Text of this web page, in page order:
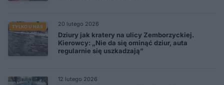
TYLKO U NAS 20 lutego 2026
Dziury jak kratery na ulicy Zemborzyckiej.
Kierowcy: „Nie da się ominąć dziur, auta
regularnie się uszkadzają”
12 lutego 2026